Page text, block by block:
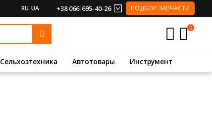
RU UA +38 066-695-40-26 ПОДБОР ЗАПЧАСТИ
0
Сельхозтехника Автотовары Инструмент